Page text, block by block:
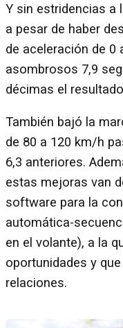
Y sin estridencias a
a pesar de haber
de aceleración de
asombrosos 7,9
décimas el
También bajó la
de 80 a 120 km/h
6,3 anteriores.
estas mejoras van
software para la
automática-
en el volante), a la
oportunidades y
relaciones.